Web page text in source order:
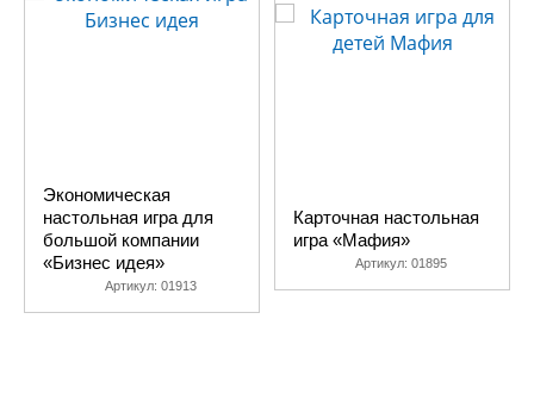
Экономическая
настольная игра для
большой компании
«Бизнес идея»
Артикул: 01913
Карточная настольная
игра «Мафия»
Артикул: 01895